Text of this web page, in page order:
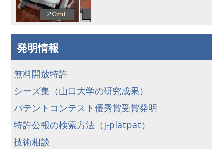
発明情報
無料開放特許
シーズ集（山口大学の研究成果）
パテントコンテスト優秀賞受賞発明
特許公報の検索方法（j-platpat）
技術相談